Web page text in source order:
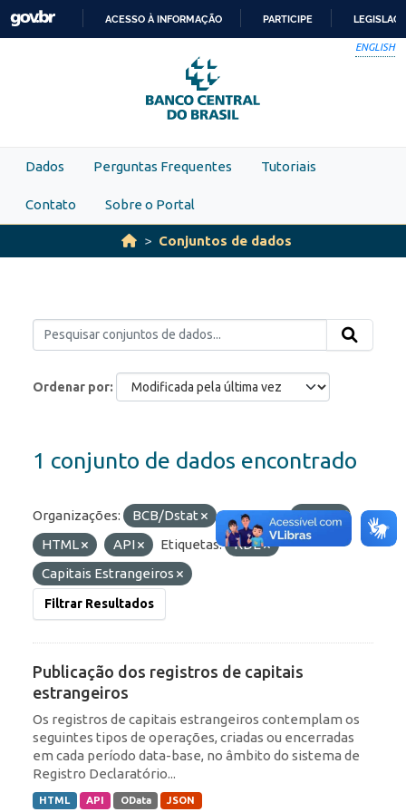
Skip to main content
PARA
O
CONTEÚDO
ACESSO À INFORMAÇÃO PARTICIPE
ENGLISH
Dados Perguntas Frequentes Tutoriais
Contato Sobre o Portal
Conjuntos de dados
Ordenar por
1 conjunto de dados encontrado
Organizações: BCB/Dstat Formatos:
JSON
HTML
API Etiquetas:
RDE
Capitais Estrangeiros
Filtrar Resultados
Publicação dos registros de capitais
estrangeiros
Os registros de capitais estrangeiros contemplam os
seguintes tipos de operações, criadas ou encerradas
em cada período data-base, no âmbito do sistema de
Registro Declaratório...
HTML API OData JSON